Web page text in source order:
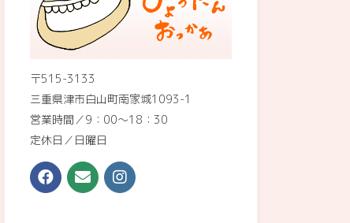
〒515-3133
三重県津市白山町南家城1093-1
営業時間／9：00〜18：30
定休日／日曜日